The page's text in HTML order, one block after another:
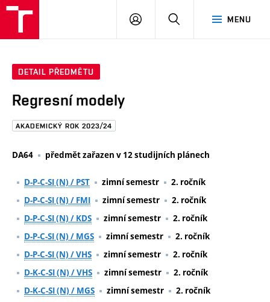
Brno
MENU
PŘIHLÁSIT
DETAIL PŘEDMĚTU
Regresní modely
AKADEMICKÝ ROK 2023/24
DA64 předmět zařazen v 12 studijních plánech
D-P-C-SI (N) / PST zimní semestr
2. ročník
D-P-C-SI (N) / FMI
zimní semestr
2. ročník
D-P-C-SI (N) / KDS
zimní semestr
2. ročník
D-P-C-SI (N) / MGS
zimní semestr
2. ročník
D-P-C-SI (N) / VHS
zimní semestr
2. ročník
D-K-C-SI (N) / VHS
zimní semestr
2. ročník
D-K-C-SI (N) / MGS
zimní semestr
2. ročník